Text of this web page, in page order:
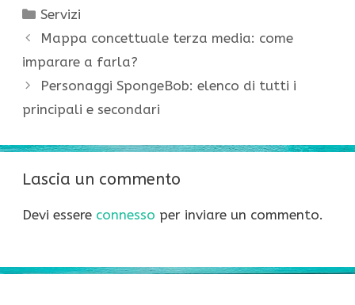
Categorie
Servizi
Mappa concettuale terza media: come
imparare a farla?
Personaggi SpongeBob: elenco di tutti i
principali e secondari
Lascia un commento
Devi essere connesso per inviare un commento.